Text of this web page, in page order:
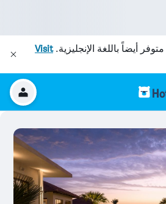
متوفر أيضاً باللغة الإنجليزية.Visit